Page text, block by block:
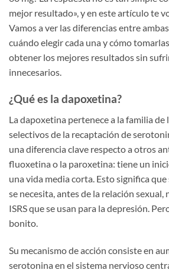
mejor resultado», y en este artículo te
Vamos a ver las diferencias entre
cuándo elegir cada una y cómo
obtener los mejores resultados sin
innecesarios.
¿Qué es la dapoxetina?
La dapoxetina pertenece a la familia
selectivos de la recaptación de
una diferencia clave respecto a otros
fluoxetina o la paroxetina: tiene un
una vida media corta. Esto significa
se necesita, antes de la relación
ISRS que se usan para la depresión.
bonito.
Su mecanismo de acción consiste en
serotonina en el sistema nervioso